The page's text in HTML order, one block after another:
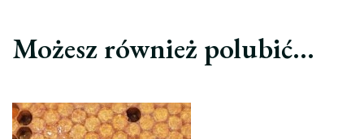
Możesz również polubić…